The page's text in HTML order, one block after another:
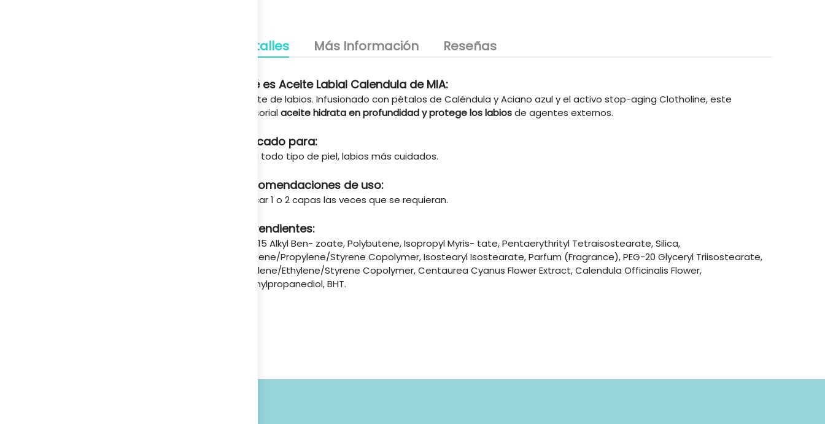
Detalles Más Información Reseñas
Qué es Aceite Labial Calendula de MIA:
Aceite de labios. Infusionado con pétalos de Caléndula y Aciano azul y el activo stop-aging Clotholine, este
sensorialaceite hidrata en profundidad y protege los labiosde agentes externos.
Indicado para:
Para todo tipo de piel, labios más cuidados.
Recomendaciones de uso:
Aplicar 1 o 2 capas las veces que se requieran.
Ingrendientes:
C12-15 Alkyl Ben- zoate, Polybutene, Isopropyl Myris- tate, Pentaerythrityl Tetraisostearate, Silica,
Ethylene/Propylene/Styrene Copolymer, Isostearyl Isostearate, Parfum (Fragrance), PEG-20 Glyceryl Triisostearate,
Butylene/Ethylene/Styrene Copolymer, Centaurea Cyanus Flower Extract, Calendula Officinalis Flower,
Methylpropanediol, BHT.